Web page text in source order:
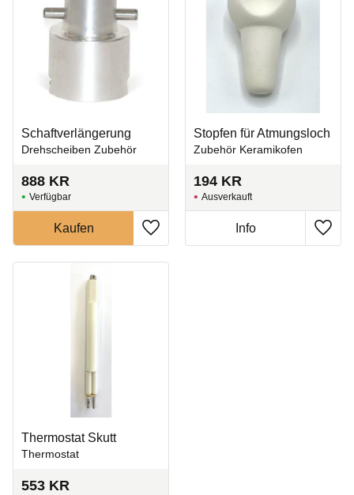
Schaftverlängerung
Drehscheiben Zubehör
888 KR
Zu Favoriten hinzufügen
Stopfen für Atmungsloch
Zubehör Keramikofen
194 KR
Zu
Ausverkauft
Thermostat Skutt
Thermostat
553 KR